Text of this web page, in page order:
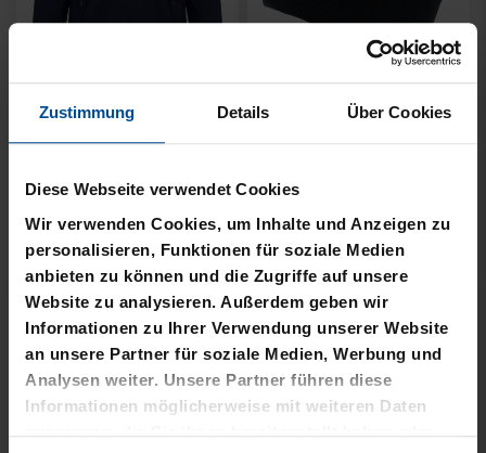
Zustimmung Details Über Cookies
Diese Webseite verwendet Cookies
Wir verwenden Cookies, um Inhalte und Anzeigen zu
personalisieren, Funktionen für soziale Medien
anbieten zu können und die Zugriffe auf unsere
Website zu analysieren. Außerdem geben wir
Informationen zu Ihrer Verwendung unserer Website
an unsere Partner für soziale Medien, Werbung und
Analysen weiter. Unsere Partner führen diese
Informationen möglicherweise mit weiteren Daten
Neu
SCHRIFTZUG NAVY
69,95 €
METALLIC NAVY
24,95 €